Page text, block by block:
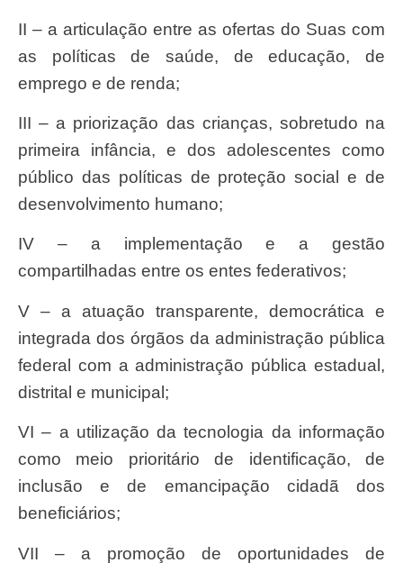
II – a articulação entre as ofertas do Suas com
as políticas de saúde, de educação, de
emprego e de renda;
III – a priorização das crianças, sobretudo na
primeira infância, e dos adolescentes como
público das políticas de proteção social e de
desenvolvimento humano;
IV – a implementação e a gestão
compartilhadas entre os entes federativos;
V – a atuação transparente, democrática e
integrada dos órgãos da administração pública
federal com a administração pública estadual,
distrital e municipal;
VI – a utilização da tecnologia da informação
como meio prioritário de identificação, de
inclusão e de emancipação cidadã dos
beneficiários;
VII – a promoção de oportunidades de